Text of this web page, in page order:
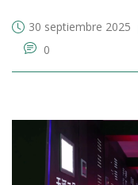
30 septiembre 2025
0